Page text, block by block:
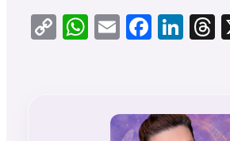
CopyWhatsApp
Email